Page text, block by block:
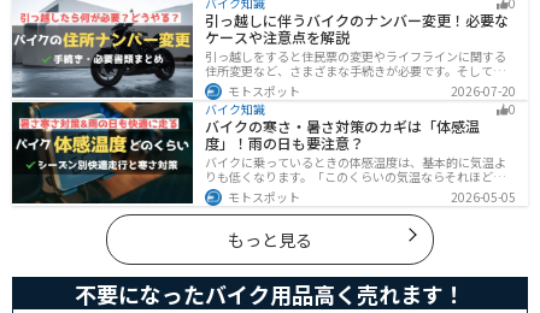
はその方法をまとめました。バイクに乗って髪型が崩れ
るのが気になるという人は、参考にしてください。
引っ越しに伴うバイクのナンバー変更！必要な
ケースや注意点を解説
引っ越しをすると住民票の変更やライフラインに関する
住所変更など、さまざまな手続きが必要です。そしてバ
イク乗りの場合は、住所変更やナンバー変更といったバ
イクに関する手続きも忘れてはいけません。しかし、必
要な手続きや手順がわからないという方も多いのではな
いでしょうか。ライダー引っ越したらバイクのナンバー
を変えないといけないの？ライダー引っ越し先でも原付
に乗る場合、どんな手続きが必要か知りたいライダー引
っ越したけど忙しくて住所変更もナンバー変更もしてい
ない・・・今回はこのような疑問・お悩みにお
モトスポット
2026-07-20
バイク知識
0
バイクの寒さ・暑さ対策のカギは「体感温
度」！雨の日も要注意？
バイクに乗っているときの体感温度は、基本的に気温よ
りも低くなります。「このくらいの気温ならそれほど寒
くないだろう」そう考えて通常の装備でバイクに乗った
ら大変な目に遭った・・・そんな経験のあるライダーも
多いのではないでしょうか。今回はバイク走行中の体感
温度についてご紹介します。体感温度を考慮した快適走
行のポイントもまとめました。季節や天候を問わずバイ
クに乗る！そんなライダーの方はぜひ参考にしてみてく
ださい。[phtml blog-first-h2-module]バイク走行時の体
感温度は気温より低め？バイク走行時の体感温度は気温
と同じではありません。なぜ
モトスポット 2026-05-05
もっと見る
不要になったバイク用品高く売れます！